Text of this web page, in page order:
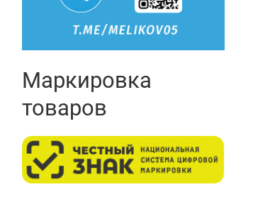
Маркировка
товаров